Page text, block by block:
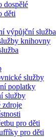
dospělé
děti
výpůjční služba
knihovny
služby
poplatky
služby
zdroje
pro děti
pro děti